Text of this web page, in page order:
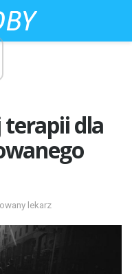
terapii dla
lekarz